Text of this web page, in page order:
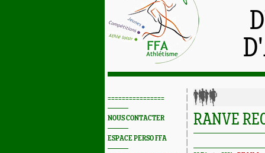
================
NOUS CONTACTER
ESPACE PERSO FFA
RANVE